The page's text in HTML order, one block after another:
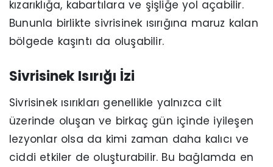
kızarıklığa, kabartılara ve şişliğe yol açabilir.
Bununla birlikte sivrisinek ısırığına maruz kalan
bölgede kaşıntı da oluşabilir.
Sivrisinek Isırığı İzi
Sivrisinek ısırıkları genellikle yalnızca cilt
üzerinde oluşan ve birkaç gün içinde iyileşen
lezyonlar olsa da kimi zaman daha kalıcı ve
ciddi etkiler de oluşturabilir. Bu bağlamda en